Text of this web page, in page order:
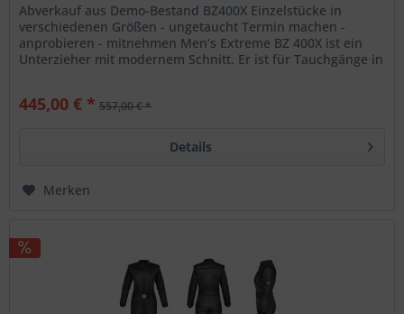
Abverkauf aus Demo-Bestand BZ400X Einzelstücke in
verschiedenen Größen - ungetaucht Termin machen -
anprobieren - mitnehmen Men’s Extreme BZ 400X ist ein
Unterzieher mit modernem Schnitt. Er ist für Tauchgänge in
445,00 € * 557,00 € *
Details
Merken